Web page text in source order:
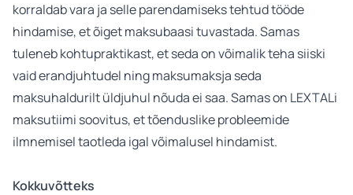
korraldab vara ja selle parendamiseks tehtud tööde
hindamise, et õiget maksubaasi tuvastada. Samas
tuleneb kohtupraktikast, et seda on võimalik teha siiski
vaid erandjuhtudel ning maksumaksja seda
maksuhaldurilt üldjuhul nõuda ei saa. Samas on LEXTALi
maksutiimi soovitus, et tõenduslike probleemide
ilmnemisel taotleda igal võimalusel hindamist.
Kokkuvõtteks